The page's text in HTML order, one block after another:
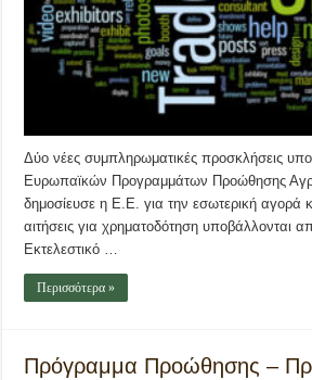
Δύο νέες συμπληρωματικές προσκλήσεις
Ευρωπαϊκών Προγραμμάτων Προώθησης
δημοσίευσε η Ε.Ε. για την εσωτερική αγορά
αιτήσεις για χρηματοδότηση υποβάλλονται
Εκτελεστικό …
Περισσότερα »
Πρόγραμμα Προώθησης –